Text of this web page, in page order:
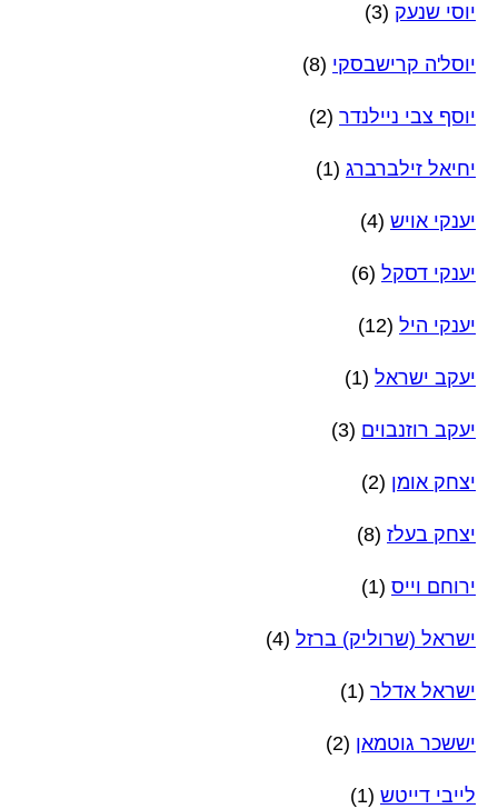
יוסי שנעק (3)
יוסל'ה קרישבסקי (8)
יוסף צבי ניילנדר (2)
יחיאל זילברברג (1)
יענקי אויש (4)
יענקי דסקל (6)
יענקי היל (12)
יעקב ישראל (1)
יעקב רוזנבוים (3)
יצחק אומן (2)
יצחק בעלז (8)
ירוחם וייס (1)
ישראל (שרוליק) ברזל (4)
ישראל אדלר (1)
יששכר גוטמאן (2)
לייבי דייטש (1)